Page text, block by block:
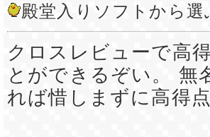
殿堂入りソフトから選
クロスレビューで高
とができるぞい。 無
れば惜しまずに高得